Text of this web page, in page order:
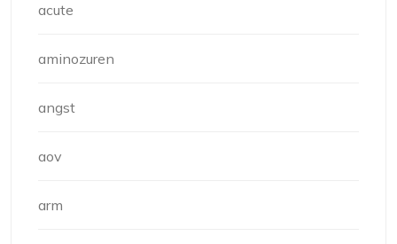
acute
aminozuren
angst
aov
arm